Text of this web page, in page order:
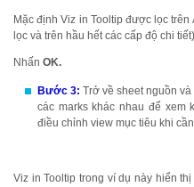
Mặc định Viz in Tooltip được lọc
lọc và trên hầu hết các cấp độ chi
Nhấn OK.
Bước 3: Trở về sheet nguồn
các marks khác nhau để xem
điều chỉnh view mục tiêu khi
Viz in Tooltip trong ví dụ này hiển